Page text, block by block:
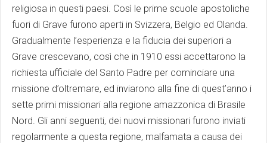
religiosa in questi paesi. Così le prime scuole apostoliche
fuori di Grave furono aperti in Svizzera, Belgio ed Olanda.
Gradualmente l’esperienza e la fiducia dei superiori a
Grave crescevano, così che in 1910 essi accettarono la
richiesta ufficiale del Santo Padre per cominciare una
missione d’oltremare, ed inviarono alla fine di quest’anno i
sette primi missionari alla regione amazzonica di Brasile
Nord. Gli anni seguenti, dei nuovi missionari furono inviati
regolarmente a questa regione, malfamata a causa dei